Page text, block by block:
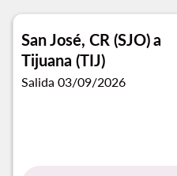
San José, CR (SJO)a
Tijuana (TIJ)
Salida 03/09/2026